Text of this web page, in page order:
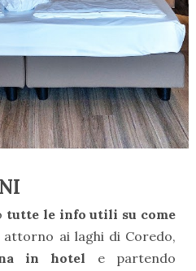
tutte le info utili su come
attorno ai laghi di Coredo,
in hotel e partendo